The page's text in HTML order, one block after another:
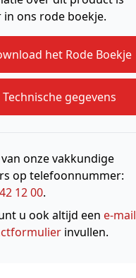
in ons rode boekje.
het Rode Boekje
Technische gegevens
onze vakkundige
op telefoonnummer:
12 00.
u ook altijd een e-mail
invullen.